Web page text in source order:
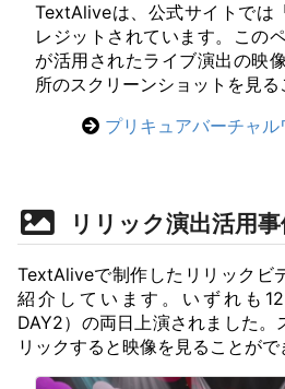
TextAliveは、公式サイトでは
レジットされています。この
が活用されたライブ演出の映
所のスクリーンショットを見る
プリキュアバーチャ
リリック演出活用
TextAliveで制作したリリックビ
紹介しています。いずれも
DAY2）の両日上演されました。
リックすると映像を見ることがで